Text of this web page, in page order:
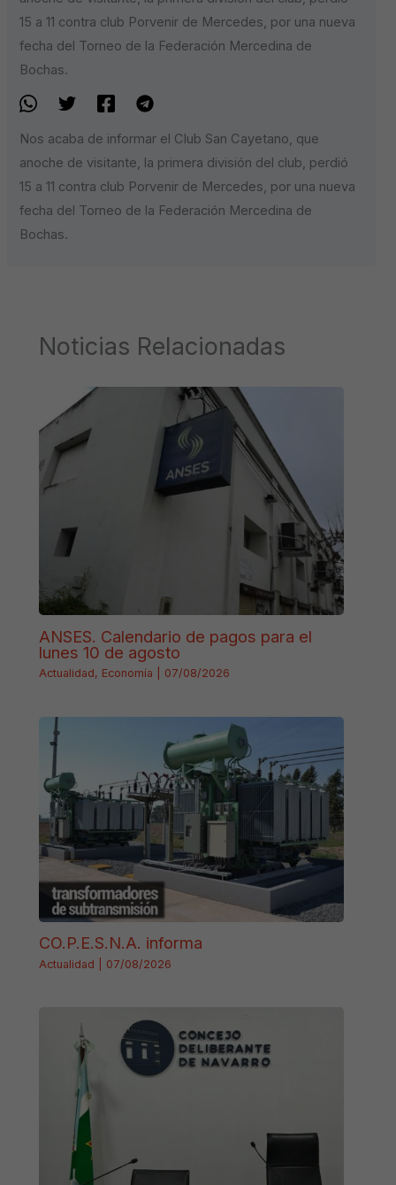
15 a 11 contra club Porvenir de Mercedes, por una nueva
fecha del Torneo de la Federación Mercedina de
Bochas.
Nos acaba de informar el Club San Cayetano, que
anoche de visitante, la primera división del club, perdió
15 a 11 contra club Porvenir de Mercedes, por una nueva
fecha del Torneo de la Federación Mercedina de
Bochas.
Noticias Relacionadas
ANSES. Calendario de pagos para el
lunes 10 de agosto
Actualidad, Economía 07/08/2026
CO.P.E.S.N.A. informa
Actualidad 07/08/2026